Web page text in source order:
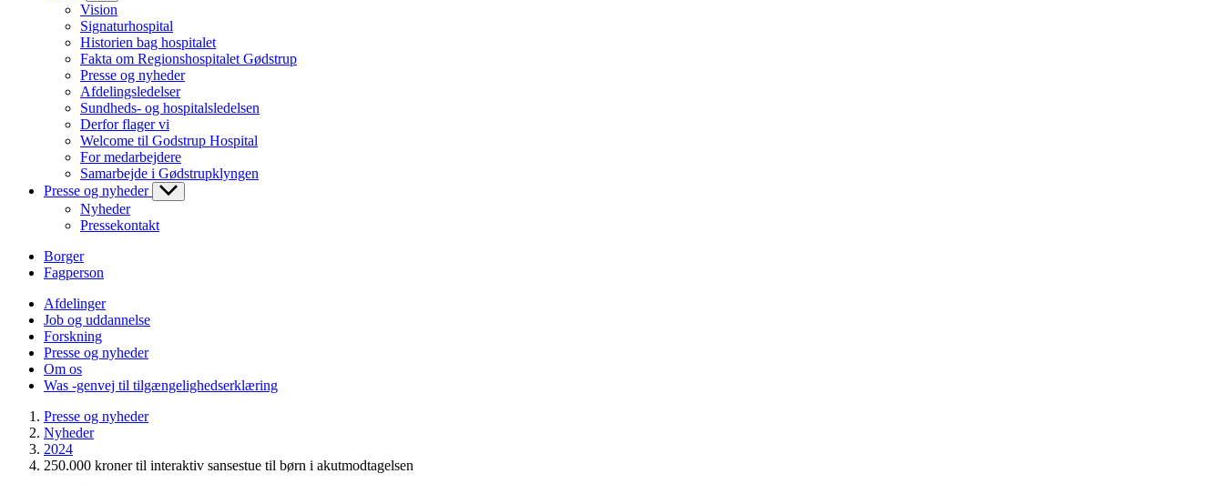
Vision
Signaturhospital
Historien bag hospitalet
Fakta om Regionshospitalet Gødstrup
Presse og nyheder
Afdelingsledelser
Sundheds- og hospitalsledelsen
Derfor flager vi
Welcome til Godstrup Hospital
For medarbejdere
Samarbejde i Gødstrupklyngen
Presse og nyheder
Nyheder
Pressekontakt
Borger
Fagperson
Afdelinger
Job og uddannelse
Forskning
Presse og nyheder
Om os
Was -genvej til tilgængelighedserklæring
Presse og nyheder
Nyheder
2024
250.000 kroner til interaktiv sansestue til børn i akutmodtagelsen